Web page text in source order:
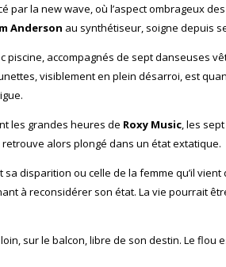
la new wave, où l’aspect ombrageux
Anderson au synthétiseur, soigne depuis
piscine, accompagnés de sept danseuses
visiblement en plein désarroi, est
les grandes heures de Roxy Music, les
alors plongé dans un état extatique.
disparition ou celle de la femme qu’il
à reconsidérer son état. La vie pourrait
sur le balcon, libre de son destin. Le flou